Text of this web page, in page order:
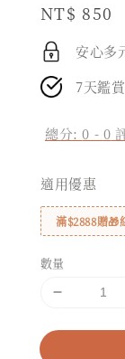
Regular
price
NT$ 850
安心多
7天鑑
總分:0 - 0
適用優惠
滿$2888贈🎁
數量